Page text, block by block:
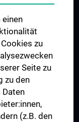
einen
zu
Seite zu
zu den
Daten
(z.B. den